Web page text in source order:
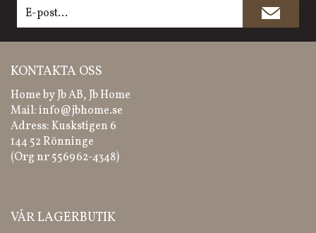
KONTAKTA OSS
Home by Jb AB, Jb Home
Mail:info@jbhome.se
Adress: Kuskstigen 6
144 52 Rönninge
(Org nr 556962-4348)
VÅR LAGERBUTIK